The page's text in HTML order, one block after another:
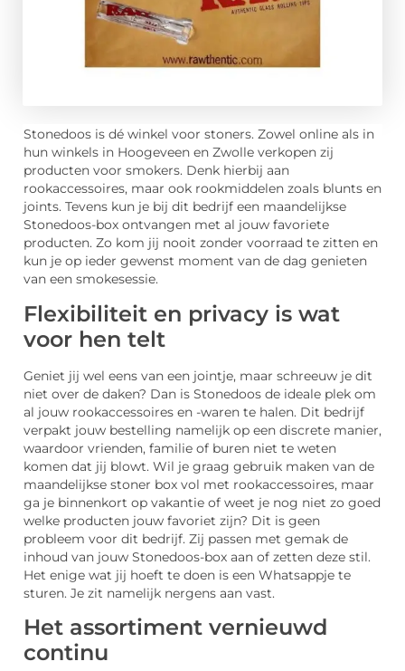
Stonedoos is dé winkel voor stoners. Zowel online als in
hun winkels in Hoogeveen en Zwolle verkopen zij
producten voor smokers. Denk hierbij aan
rookaccessoires, maar ook rookmiddelen zoals blunts en
joints. Tevens kun je bij dit bedrijf een maandelijkse
Stonedoos-box ontvangen met al jouw favoriete
producten. Zo kom jij nooit zonder voorraad te zitten en
kun je op ieder gewenst moment van de dag genieten
van een smokesessie.
Flexibiliteit en privacy is wat
voor hen telt
Geniet jij wel eens van een jointje, maar schreeuw je dit
niet over de daken? Dan is Stonedoos de ideale plek om
al jouw rookaccessoires en -waren te halen. Dit bedrijf
verpakt jouw bestelling namelijk op een discrete manier,
waardoor vrienden, familie of buren niet te weten
komen dat jij blowt. Wil je graag gebruik maken van de
maandelijkse stoner box vol met rookaccessoires, maar
ga je binnenkort op vakantie of weet je nog niet zo goed
welke producten jouw favoriet zijn? Dit is geen
probleem voor dit bedrijf. Zij passen met gemak de
inhoud van jouw Stonedoos-box aan of zetten deze stil.
Het enige wat jij hoeft te doen is een Whatsappje te
sturen. Je zit namelijk nergens aan vast.
Het assortiment vernieuwd
continu